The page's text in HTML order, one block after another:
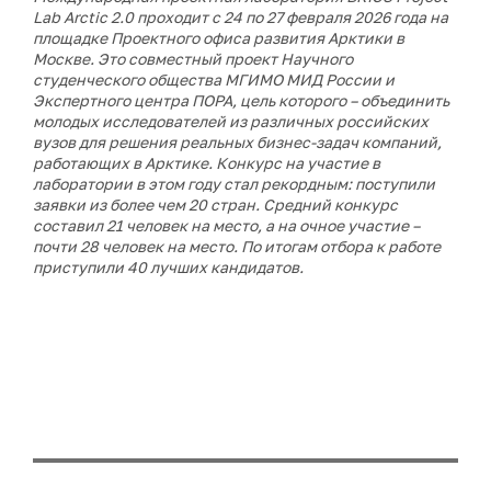
Lab Arctic 2.0 проходит с 24 по 27 февраля 2026 года на
площадке Проектного офиса развития Арктики в
Москве. Это совместный проект Научного
студенческого общества МГИМО МИД России и
Экспертного центра ПОРА, цель которого – объединить
молодых исследователей из различных российских
вузов для решения реальных бизнес-задач компаний,
работающих в Арктике. Конкурс на участие в
лаборатории в этом году стал рекордным: поступили
заявки из более чем 20 стран. Средний конкурс
составил 21 человек на место, а на очное участие –
почти 28 человек на место. По итогам отбора к работе
приступили 40 лучших кандидатов.